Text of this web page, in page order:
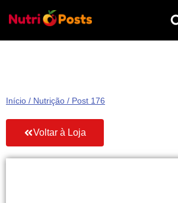
Início / Nutrição / Post 176
Voltar à Loja